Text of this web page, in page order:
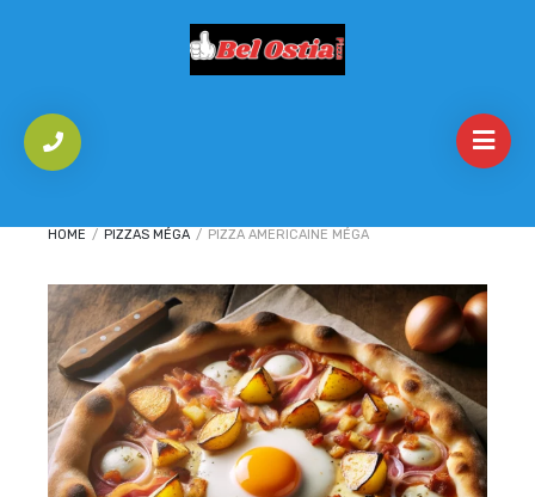
HOME / PIZZAS MÉGA / PIZZA AMERICAINE MÉGA